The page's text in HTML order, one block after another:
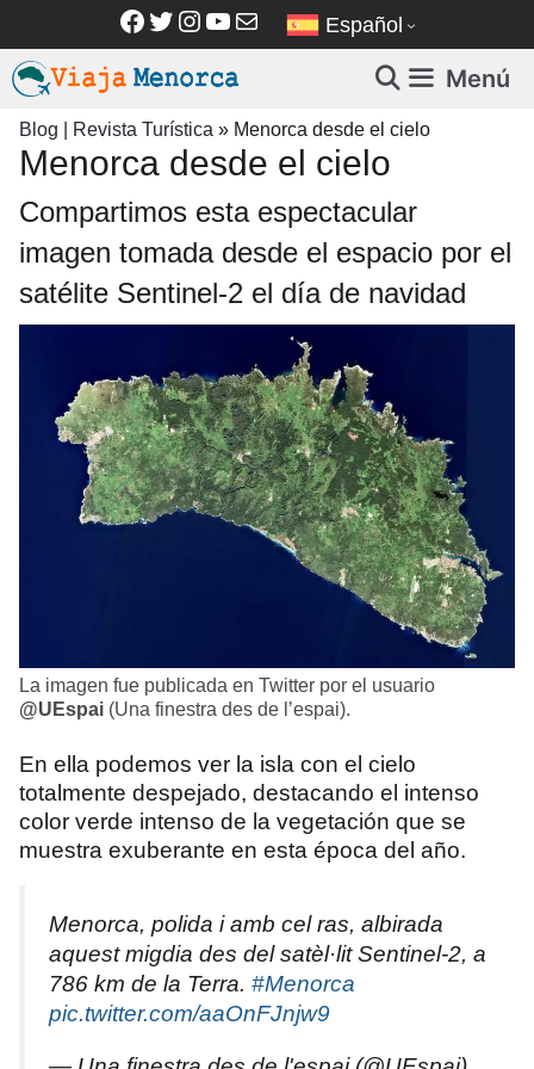
contenido
Facebook
Twitter
Instagram
YouTube
Correo electrónico
Español
Menú
Blog | Revista Turística » Menorca desde el cielo
Menorca desde el cielo
Compartimos esta espectacular
imagen tomada desde el espacio por el
satélite Sentinel-2 el día de navidad
La imagen fue publicada en Twitter por el usuario
@UEspai (Una finestra des de l’espai).
En ella podemos ver la isla con el cielo
totalmente despejado, destacando el intenso
color verde intenso de la vegetación que se
muestra exuberante en esta época del año.
Menorca, polida i amb cel ras, albirada
aquest migdia des del satèl·lit Sentinel-2, a
786 km de la Terra. #Menorca
pic.twitter.com/aaOnFJnjw9